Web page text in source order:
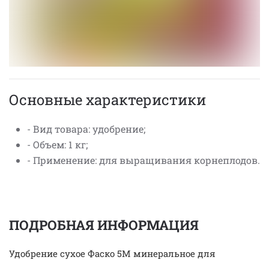
Основные характеристики
- Вид товара: удобрение;
- Объем: 1 кг;
- Применение: для выращивания корнеплодов.
ПОДРОБНАЯ ИНФОРМАЦИЯ
Удобрение сухое Фаско 5М минеральное для